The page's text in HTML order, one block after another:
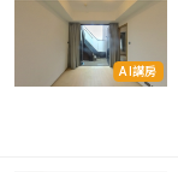
AI講房